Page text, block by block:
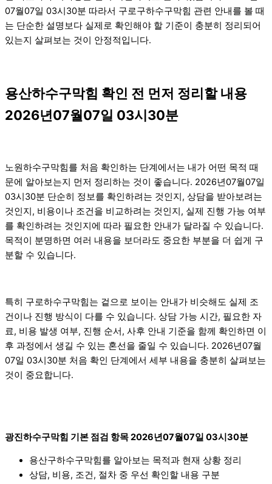
07월07일 03시30분 따라서 구로구하수구막힘 관련 안내를 볼 때
는 단순한 설명보다 실제로 확인해야 할 기준이 충분히 정리되어
있는지 살펴보는 것이 안정적입니다.
용산하수구막힘 확인 전 먼저 정리할 내용
2026년07월07일 03시30분
노원하수구막힘를 처음 확인하는 단계에서는 내가 어떤 목적 때
문에 알아보는지 먼저 정리하는 것이 좋습니다. 2026년07월07일
03시30분 단순히 정보를 확인하려는 것인지, 상담을 받아보려는
것인지, 비용이나 조건을 비교하려는 것인지, 실제 진행 가능 여부
를 확인하려는 것인지에 따라 필요한 안내가 달라질 수 있습니다.
목적이 분명하면 여러 내용을 보더라도 중요한 부분을 더 쉽게 구
분할 수 있습니다.
특히 구로하수구막힘는 겉으로 보이는 안내가 비슷해도 실제 조
건이나 진행 방식이 다를 수 있습니다. 상담 가능 시간, 필요한 자
료, 비용 발생 여부, 진행 순서, 사후 안내 기준을 함께 확인하면 이
후 과정에서 생길 수 있는 혼선을 줄일 수 있습니다. 2026년07월
07일 03시30분 처음 확인 단계에서 세부 내용을 충분히 살펴보는
것이 중요합니다.
광진하수구막힘 기본 점검 항목 2026년07월07일 03시30분
용산구하수구막힘를 알아보는 목적과 현재 상황 정리
상담, 비용, 조건, 절차 중 우선 확인할 내용 구분